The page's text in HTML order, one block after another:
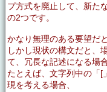
プ方式を廃止して、新た
の2つです。
かなり無理のある要望だ
しかし現状の構文だと、
て、冗長な記述になる場
たとえば、文字列中の「[
現を考える場合、